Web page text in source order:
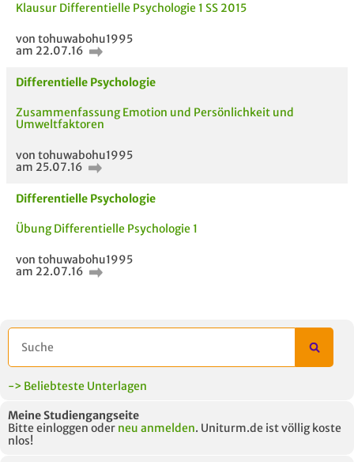
AUCH IM MODUL
UNTERLAGE
Klausur Differentielle Psychologie 1 SS 2015
von tohuwabohu1995
am 22.07.16
Differentielle Psychologie
Zusammenfassung Emotion und Persönlichkeit und
Umweltfaktoren
von tohuwabohu1995
am 25.07.16
Differentielle Psychologie
Übung Differentielle Psychologie 1
von tohuwabohu1995
am 22.07.16
-> Beliebteste Unterlagen
Meine Studiengangseite
Bitte einloggen oder neu anmelden. Uniturm.de ist völlig koste
nlos!